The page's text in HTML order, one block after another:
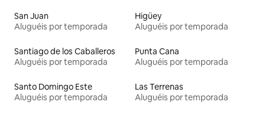
San Juan
Aluguéis por temporada
Higüey
Aluguéis por temporada
Santiago de los Caballeros
Aluguéis por temporada
Punta Cana
Aluguéis por temporada
Santo Domingo Este
Aluguéis por temporada
Las Terrenas
Aluguéis por temporada